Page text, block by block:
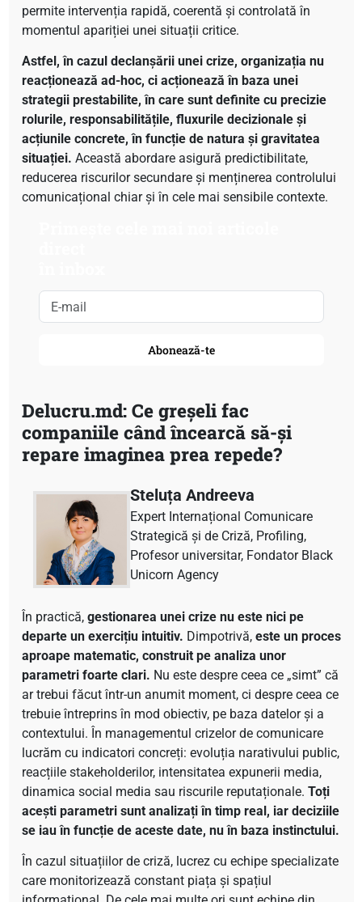
permite intervenția rapidă, coerentă și controlată în
momentul apariției unei situații critice.
Astfel, în cazul declanșării unei crize, organizația nu
reacționează ad-hoc, ci acționează în baza unei
strategii prestabilite, în care sunt definite cu precizie
rolurile, responsabilitățile, fluxurile decizionale și
acțiunile concrete, în funcție de natura și gravitatea
situației. Această abordare asigură predictibilitate,
reducerea riscurilor secundare și menținerea controlului
comunicațional chiar și în cele mai sensibile contexte.
Abonează-te
Delucru.md: Ce greșeli fac
companiile când încearcă să-și
repare imaginea prea repede?
Steluța Andreeva
Expert Internațional Comunicare
Strategică și de Criză, Profiling,
Profesor universitar, Fondator Black
Unicorn Agency
În practică,gestionarea unei crize nu este nici pe
departe un exercițiu intuitiv. Dimpotrivă, este un proces
aproape matematic, construit pe analiza unor
parametri foarte clari. Nu este despre ceea ce „simt” că
ar trebui făcut într-un anumit moment, ci despre ceea ce
trebuie întreprins în mod obiectiv, pe baza datelor și a
contextului. În managementul crizelor de comunicare
lucrăm cu indicatori concreți: evoluția narativului public,
reacțiile stakeholderilor, intensitatea expunerii media,
dinamica social media sau riscurile reputaționale. Toți
acești parametri sunt analizați în timp real, iar deciziile
se iau în funcție de aceste date, nu în baza instinctului.
În cazul situațiilor de criză, lucrez cu echipe specializate
care monitorizează constant piața și spațiul